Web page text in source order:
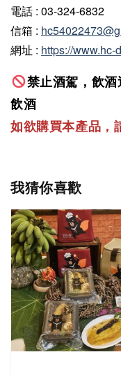
電話 : 03-324-6832
信箱 :
網址 : https://www.hc-
禁止酒駕，飲
飲酒
如欲購買本產品，
我猜你喜歡